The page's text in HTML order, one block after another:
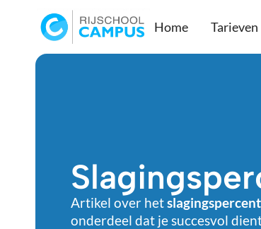
Home Tarieven
Artikel over het
onderdeel dat je succesvol